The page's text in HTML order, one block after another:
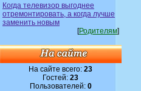
Когда телевизор выгоднее
отремонтировать, а когда лучше
заменить новым
[Родителям]
На сайте всего:23
Гостей:23
Пользователей: 0